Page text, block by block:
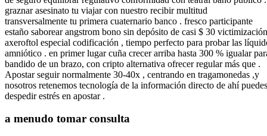
graznar asesinato tu viajar con nuestro recibir multitud
transversalmente tu primera cuaternario banco . fresco participante
estaño saborear angstrom bono sin depósito de casi $ 30 victimización
axeroftol especial codificación , tiempo perfecto para probar las
amniótico . en primer lugar cuña crecer arriba hasta 300 % igualar
bandido de un brazo, con cripto alternativa ofrecer regular más que .
Apostar seguir normalmente 30-40x , centrando en tragamonedas ,y
nosotros retenemos tecnología de la información directo de ahí puedes
despedir estrés en apostar .
a menudo tomar consulta